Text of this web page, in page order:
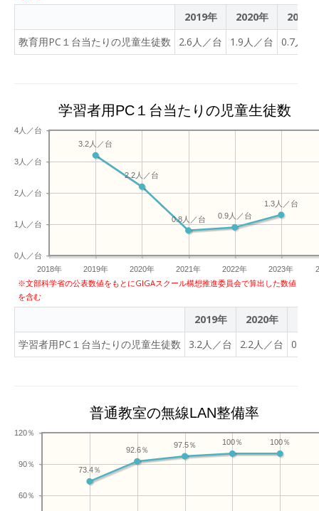
2019年 2020年
2021年
教育用PC１台当たりの児童生徒数
2.6人／台 1.9人／台 0.7人／
学習者用PC１台当たりの児童生徒数
2018年 2019年 2020年 2021年 2022年 2023年
0人／台
1人／台
2人／台
3人／台
4人／台
1.3人／台
0.9人／台
0.8人／台
2.2人／台
3.2人／台
※文部科学省の公表数値をもとにGIGAスクール構想推進委員会で算出した数値
を含む
2019年 2020年
学習者用PC１台当たりの児童生徒数
3.2人／台 2.2人／台 0.8人
普通教室の無線LAN整備率
60％
90％
120％
100％
100％
97.5％
92.6％
73.4％